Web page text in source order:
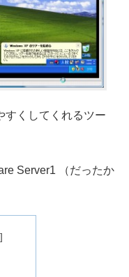
すくしてくれるツー
Server1 （だったか